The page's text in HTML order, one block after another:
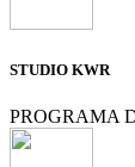
STUDIO KWR
PROGRAMA